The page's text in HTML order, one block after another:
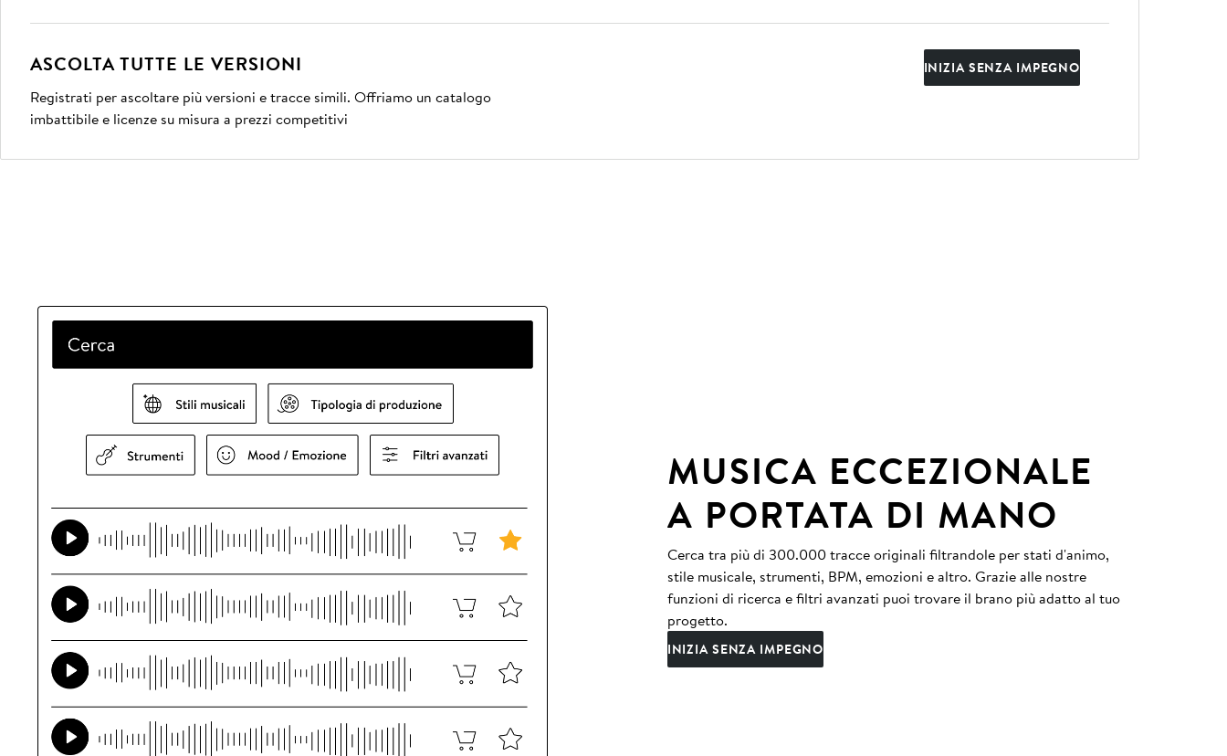
ASCOLTA TUTTE LE VERSIONI
Registrati per ascoltare più versioni e tracce simili. Offriamo un catalogo
imbattibile e licenze su misura a prezzi competitivi
INIZIA SENZA IMPEGNO
MUSICA ECCEZIONALE
A PORTATA DI MANO
Cerca tra più di 300.000 tracce originali filtrandole per stati d'animo,
stile musicale, strumenti, BPM, emozioni e altro. Grazie alle nostre
funzioni di ricerca e filtri avanzati puoi trovare il brano più adatto al tuo
progetto.
INIZIA SENZA IMPEGNO